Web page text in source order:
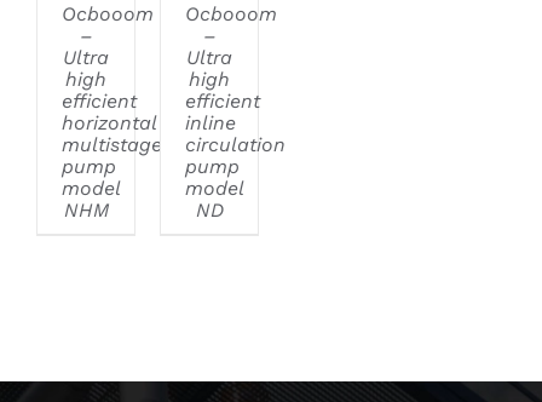
Ocbooom
–
Ultra
high
efficient
horizontal
multistage
pump
model
NHM
Ocbooom
–
Ultra
high
efficient
inline
circulation
pump
model
ND